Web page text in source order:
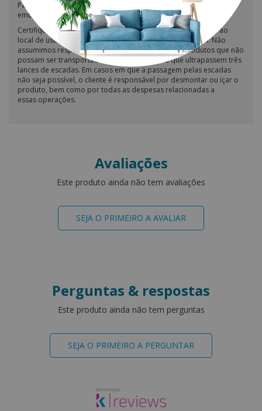
Para troca ou devolução, o produto deve estar devidamente
embalado.
Certifique-se de que as dimensões do produto se adequam ao
local de uso, considerando a possibilidade de passagem. Não
assumimos responsabilidade pelo transporte de produtos que não
possam ser transportados em elevadores ou que ultrapassem três
lances de escadas. Em casos em que a passagem pelas escadas
não seja possível, o cliente é responsável por desmontar ou içar o
produto, bem como por todas as despesas relacionadas a
essas operações.
Avaliações
Este produto ainda não tem avaliações
SEJA O PRIMEIRO A AVALIAR
Perguntas & respostas
Este produto ainda não tem perguntas
SEJA O PRIMEIRO A PERGUNTAR